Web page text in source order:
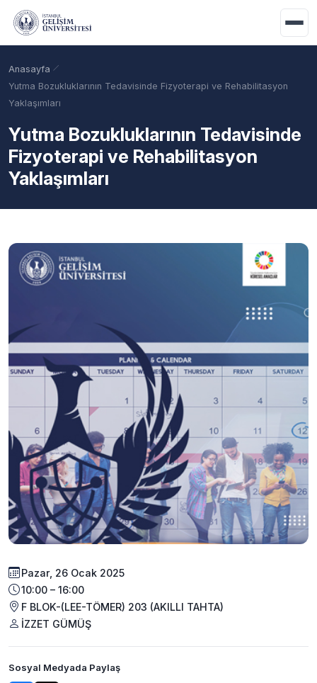
Ana içeriğe geç
Akademik Takvim Burslar Taban Puanlar
Anasayfa
Yutma Bozukluklarının Tedavisinde Fizyoterapi ve Rehabilitasyon
Yaklaşımları
Yutma Bozukluklarının Tedavisinde
Fizyoterapi ve Rehabilitasyon
Yaklaşımları
Pazar, 26 Ocak 2025
10:00 – 16:00
F BLOK-(LEE-TÖMER) 203 (AKILLI TAHTA)
İZZET GÜMÜŞ
Sosyal Medyada Paylaş